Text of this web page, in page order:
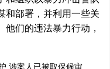
和部署，并利用一些关
们的违法暴力行动，
涉案人已被取保候审